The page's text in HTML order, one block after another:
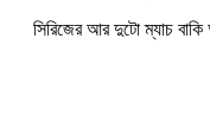
সিরিজের আর দুটো ম্যাচ